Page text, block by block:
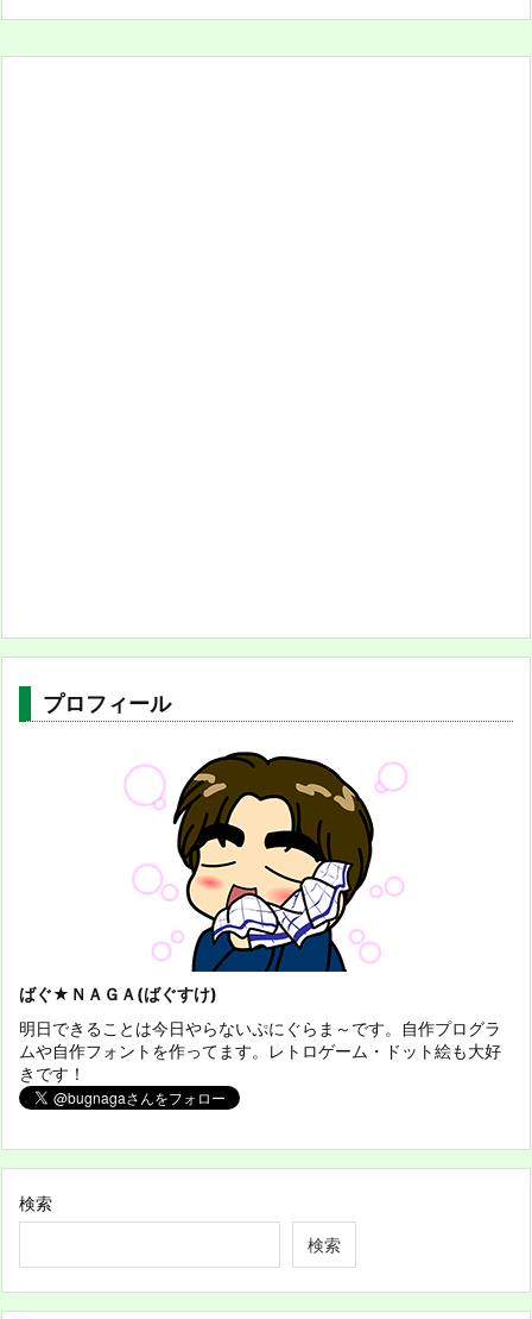
プロフィール
ばぐ★ＮＡＧＡ(ばぐすけ)
明日できることは今日やらないぷにぐらま～です。自作プログラ
ムや自作フォントを作ってます。レトロゲーム・ドット絵も大好
きです！
検索
検索